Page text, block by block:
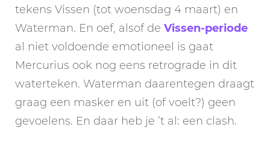
tekens Vissen (tot woensdag 4 maart) en
Waterman. En oef, alsof de Vissen-periode
al niet voldoende emotioneel is gaat
Mercurius ook nog eens retrograde in dit
waterteken. Waterman daarentegen draagt
graag een masker en uit (of voelt?) geen
gevoelens. En daar heb je ’t al: een clash.